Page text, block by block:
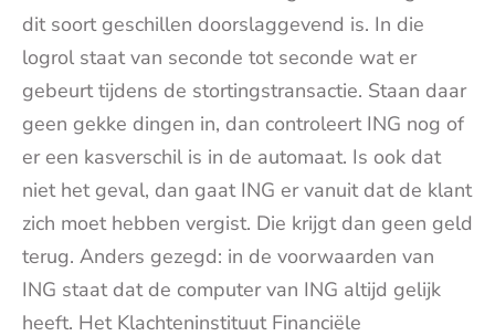
dit soort geschillen doorslaggevend is. In die
logrol staat van seconde tot seconde wat er
gebeurt tijdens de stortingstransactie. Staan daar
geen gekke dingen in, dan controleert ING nog of
er een kasverschil is in de automaat. Is ook dat
niet het geval, dan gaat ING er vanuit dat de klant
zich moet hebben vergist. Die krijgt dan geen geld
terug. Anders gezegd: in de voorwaarden van
ING staat dat de computer van ING altijd gelijk
heeft. Het Klachteninstituut Financiële